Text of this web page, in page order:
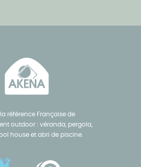
la référence Française de
outdoor : véranda, pergola,
house et abri de piscine.